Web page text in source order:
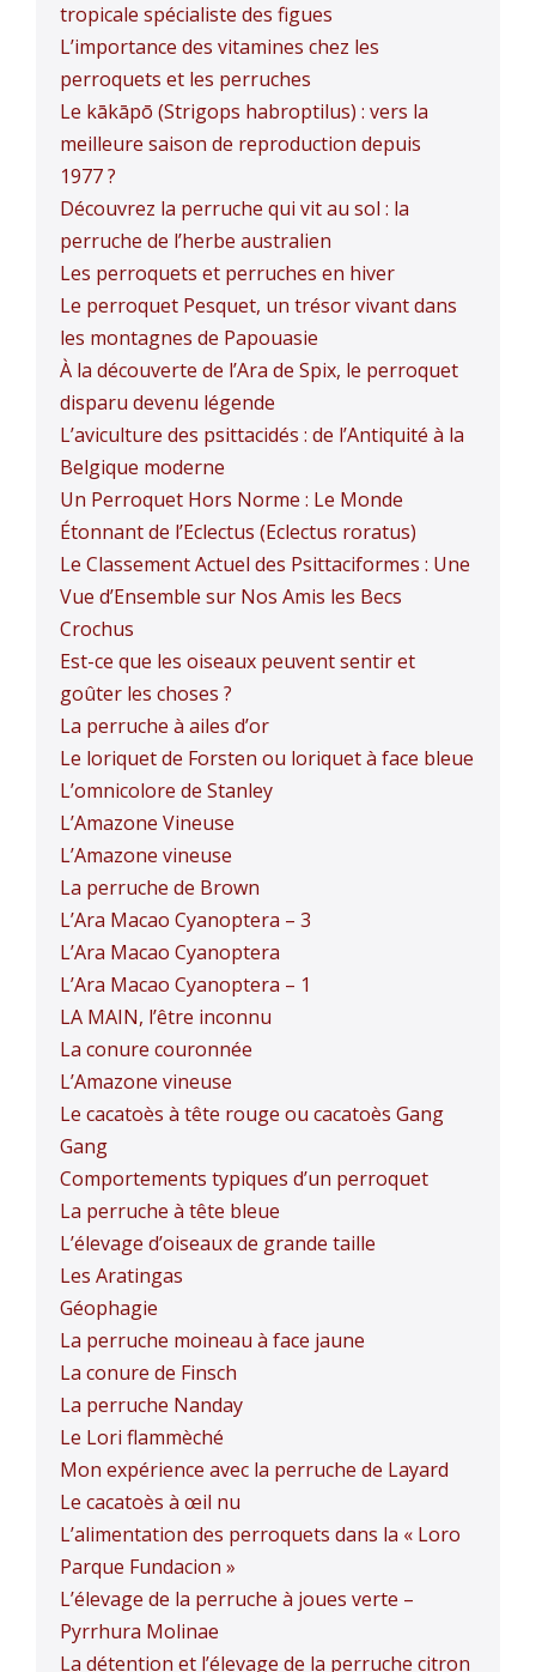
tropicale spécialiste des figues
L’importance des vitamines chez les
perroquets et les perruches
Le kākāpō (Strigops habroptilus) : vers la
meilleure saison de reproduction depuis
1977 ?
Découvrez la perruche qui vit au sol : la
perruche de l’herbe australien
Les perroquets et perruches en hiver
Le perroquet Pesquet, un trésor vivant dans
les montagnes de Papouasie
À la découverte de l’Ara de Spix, le perroquet
disparu devenu légende
L’aviculture des psittacidés : de l’Antiquité à la
Belgique moderne
Un Perroquet Hors Norme : Le Monde
Étonnant de l’Eclectus (Eclectus roratus)
Le Classement Actuel des Psittaciformes : Une
Vue d’Ensemble sur Nos Amis les Becs
Crochus
Est-ce que les oiseaux peuvent sentir et
goûter les choses ?
La perruche à ailes d’or
Le loriquet de Forsten ou loriquet à face bleue
L’omnicolore de Stanley
L’Amazone Vineuse
L’Amazone vineuse
La perruche de Brown
L’Ara Macao Cyanoptera – 3
L’Ara Macao Cyanoptera
L’Ara Macao Cyanoptera – 1
LA MAIN, l’être inconnu
La conure couronnée
L’Amazone vineuse
Le cacatoès à tête rouge ou cacatoès Gang
Gang
Comportements typiques d’un perroquet
La perruche à tête bleue
L’élevage d’oiseaux de grande taille
Les Aratingas
Géophagie
La perruche moineau à face jaune
La conure de Finsch
La perruche Nanday
Le Lori flammèché
Mon expérience avec la perruche de Layard
Le cacatoès à œil nu
L’alimentation des perroquets dans la « Loro
Parque Fundacion »
L’élevage de la perruche à joues verte –
Pyrrhura Molinae
La détention et l’élevage de la perruche citron